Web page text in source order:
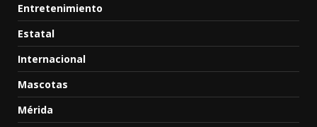
Entretenimiento
Estatal
Internacional
Mascotas
Mérida